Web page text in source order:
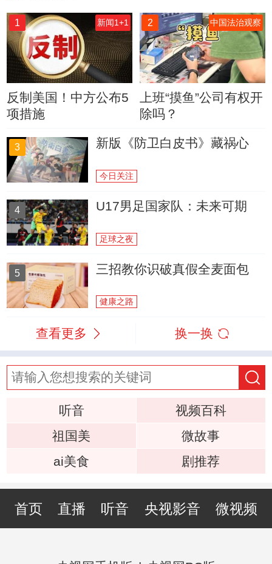
1 新闻1+1
反制美国！中方公布5
项措施
2 中国法治观察
上班“摸鱼”公司有权开
除吗？
3 新版《防卫白皮书》藏祸心
今日关注
4 U17男足国家队：未来可期
足球之夜
5 三招教你识破真假全麦面包
健康之路
查看更多 换一换
听音
视频百科
祖国美
微故事
ai美食
剧推荐
首页 直播 听音 央视影音 微视频